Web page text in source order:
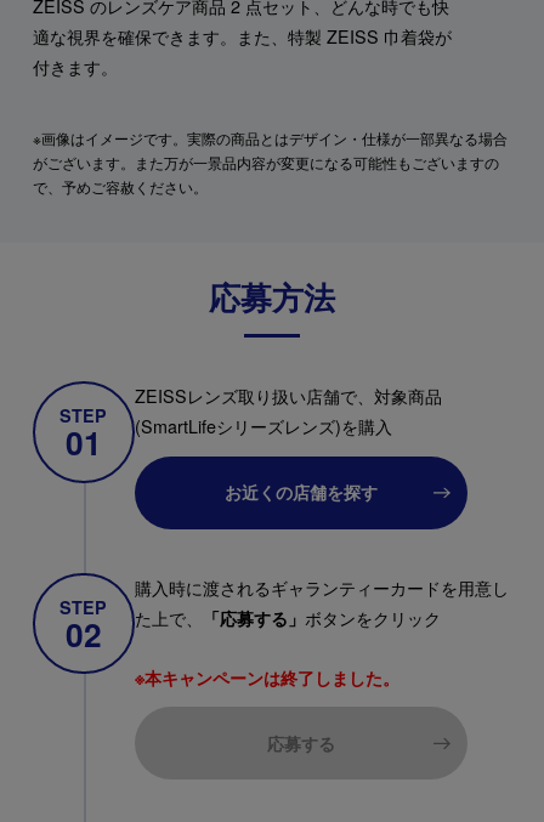
ZEISS のレンズケア商品 2 点セット、どんな時でも快
適な視界を確保できます。また、特製 ZEISS 巾着袋が
付きます。
※画像はイメージです。実際の商品とはデザイン・仕様が一部異なる場合
がございます。また万が一景品内容が変更になる可能性もございますの
で、予めご容赦ください。
応募方法
STEP
01
ZEISSレンズ取り扱い店舗で、対象商品
(SmartLifeシリーズレンズ)を購入
お近くの店舗を探す
STEP
02
購入時に渡されるギャランティーカードを用意し
た上で、
「応募する」 ボタンをクリック
※本キャンペーンは終了しました。
応募する